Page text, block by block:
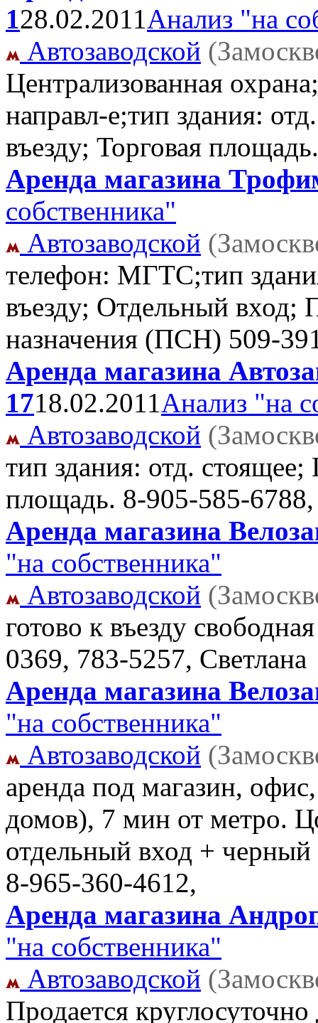
128.02.2011Анализ "на
Автозаводской
Централизованная
направл-е;тип здания:
въезду; Торговая
Аренда магазина
собственника"
Автозаводской
телефон: МГТС;тип
въезду; Отдельный вход;
назначения (ПСН) 509-
Аренда магазина
1718.02.2011Анализ "на
Автозаводской
тип здания: отд. стоящее;
площадь. 8-905-585-6788,
Аренда магазина
"на собственника"
Автозаводской
готово к въезду
0369, 783-5257, Светлана
Аренда магазина
"на собственника"
Автозаводской
аренда под магазин,
домов), 7 мин от метро.
отдельный вход +
8-965-360-4612,
Аренда магазина
"на собственника"
Автозаводской
Продается